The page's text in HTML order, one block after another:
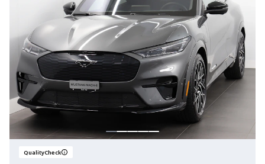
QualityCheck